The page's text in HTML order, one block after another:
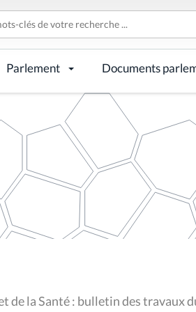
Parlement Documents
de la Santé : bulletin des travaux